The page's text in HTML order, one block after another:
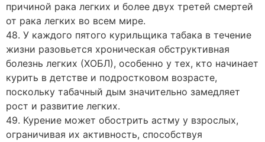
причиной рака легких и более двух третей смертей
от рака легких во всем мире.
48. У каждого пятого курильщика табака в течение
жизни разовьется хроническая обструктивная
болезнь легких (ХОБЛ), особенно у тех, кто начинает
курить в детстве и подростковом возрасте,
поскольку табачный дым значительно замедляет
рост и развитие легких.
49. Курение может обострить астму у взрослых,
ограничивая их активность, способствуя